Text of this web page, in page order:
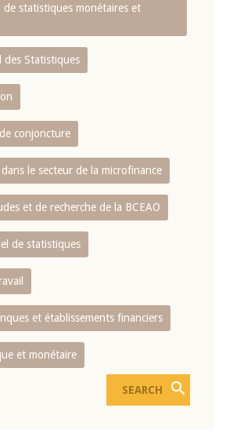
de statistiques monétaires et
des Statistiques
conjoncture
le secteur de la microfinance
et de recherche de la BCEAO
de statistiques
et établissements financiers
et monétaire